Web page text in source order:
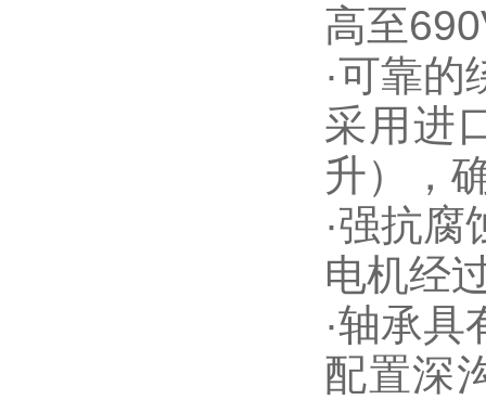
高至
·可靠的
采用进
升），
·强抗腐
电机经
·轴承
配置深